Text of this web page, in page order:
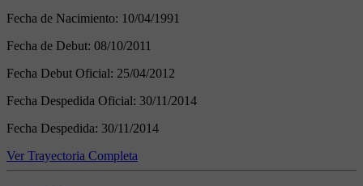
Fecha de Nacimiento: 10/04/1991
Fecha de Debut: 08/10/2011
Fecha Debut Oficial: 25/04/2012
Fecha Despedida Oficial: 30/11/2014
Fecha Despedida: 30/11/2014
Ver Trayectoria Completa